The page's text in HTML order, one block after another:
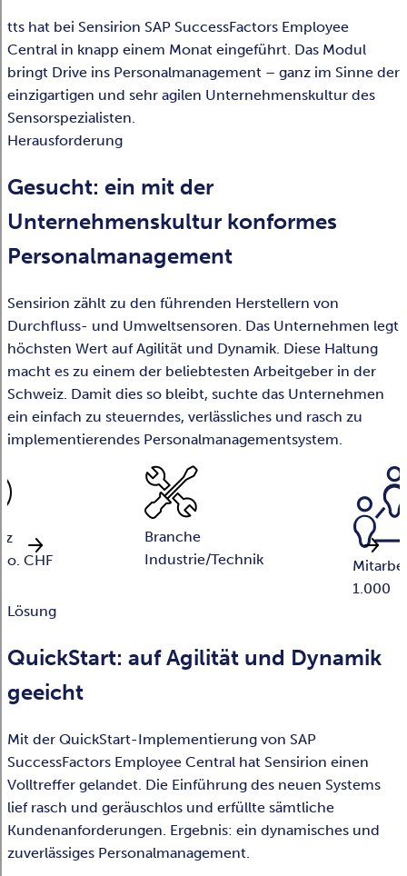
tts hat bei Sensirion SAP SuccessFactors Employee
Central in knapp einem Monat eingeführt. Das Modul
bringt Drive ins Personalmanagement – ganz im Sinne der
einzigartigen und sehr agilen Unternehmenskultur des
Sensorspezialisten.
Herausforderung
Gesucht: ein mit der
Unternehmenskultur konformes
Personalmanagement
Sensirion zählt zu den führenden Herstellern von
Durchfluss- und Umweltsensoren. Das Unternehmen legt
höchsten Wert auf Agilität und Dynamik. Diese Haltung
macht es zu einem der beliebtesten Arbeitgeber in der
Schweiz. Damit dies so bleibt, suchte das Unternehmen
ein einfach zu steuerndes, verlässliches und rasch zu
implementierendes Personalmanagementsystem.
Branche
Industrie/Technik
1.000
CHF
Lösung
QuickStart: auf Agilität und Dynamik
geeicht
Mit der QuickStart-Implementierung von SAP
SuccessFactors Employee Central hat Sensirion einen
Volltreffer gelandet. Die Einführung des neuen Systems
lief rasch und geräuschlos und erfüllte sämtliche
Kundenanforderungen. Ergebnis: ein dynamisches und
zuverlässiges Personalmanagement.